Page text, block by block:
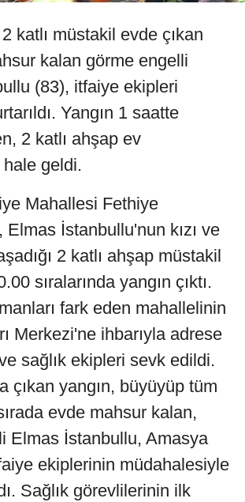
katlı müstakil evde çıkan
kalan görme engelli
(83), itfaiye ekipleri
Yangın 1 saatte
2 katlı ahşap ev
hale geldi.
Mahallesi Fethiye
İstanbullu'nun kızı ve
2 katlı ahşap müstakil
sıralarında yangın çıktı.
fark eden mahallelinin
Merkezi'ne ihbarıyla adrese
sağlık ekipleri sevk edildi.
çıkan yangın, büyüyüp tüm
evde mahsur kalan,
Elmas İstanbullu, Amasya
ekiplerinin müdahalesiyle
Sağlık görevlilerinin ilk